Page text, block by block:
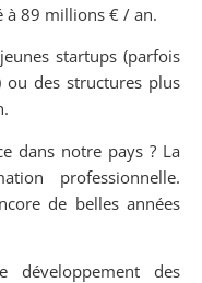
à 89 millions € / an.
startups (parfois
ou des structures plus
dans notre pays ? La
professionnelle.
de belles années
développement des